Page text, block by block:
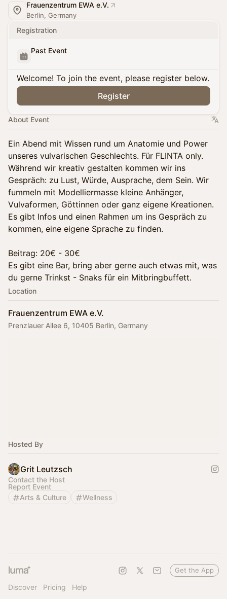
Frauenzentrum EWA e.V.
Berlin, Germany
Registration
Past Event
Welcome! To join the event, please register below.
Register
About Event
Ein Abend mit Wissen rund um Anatomie und Power
unseres vulvarischen Geschlechts. Für FLINTA only.
Während wir kreativ gestalten kommen wir ins
Gespräch: zu Lust, Würde, Ausprache, dem Sein. Wir
fummeln mit Modelliermasse kleine Anhänger,
Vulvaformen, Göttinnen oder ganz eigene Kreationen.
Es gibt Infos und einen Rahmen um ins Gespräch zu
kommen, eine eigene Sprache zu finden.
Beitrag: 20€ - 30€
Es gibt eine Bar, bring aber gerne auch etwas mit, was
du gerne Trinkst - Snaks für ein Mitbringbuffett.
Location
Frauenzentrum EWA e.V.
Prenzlauer Allee 6, 10405 Berlin, Germany
Hosted By
Grit Leutzsch
Contact the Host
Report Event
Arts & Culture
Wellness
Discover Pricing Help
Get the App